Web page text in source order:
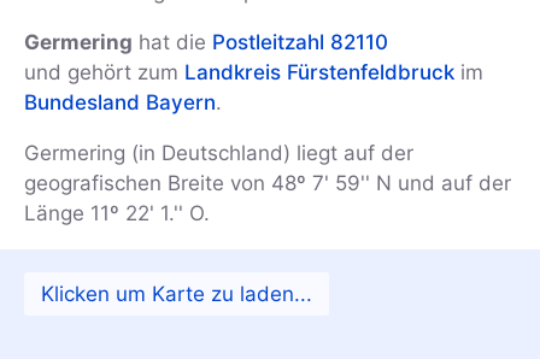
Germering hat die Postleitzahl 82110
und gehört zum Landkreis Fürstenfeldbruck im
Bundesland Bayern.
Germering (in Deutschland) liegt auf der
geografischen Breite von 48º 7' 59'' N und auf der
Länge 11º 22' 1.'' O.